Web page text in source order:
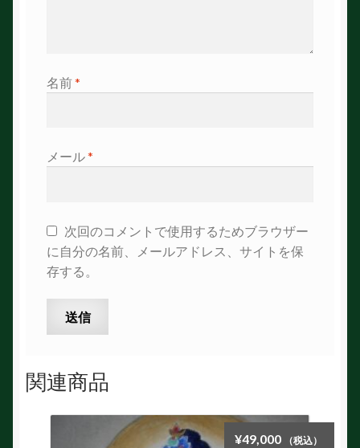
名前*
メール*
次回のコメントで使用するためブラウザー
に自分の名前、メールアドレス、サイトを保
存する。
関連商品
¥49,000 （税込）